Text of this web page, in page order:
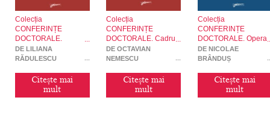
Colecția
CONFERINȚE
DOCTORALE.
Dimensiuni estetice și
stilistce în mișcări
DE LILIANA
RĂDULESCU
Citește mai
mult
Colecția
CONFERINȚE
DOCTORALE. Cadru
ritualic versus cadrul
spectacular
DE OCTAVIAN
NEMESCU
Citește mai
mult
Colecția
CONFERINȚE
DOCTORALE. Opera
culturală
DE NICOLAE
BRÂNDUȘ
Citește mai
mult